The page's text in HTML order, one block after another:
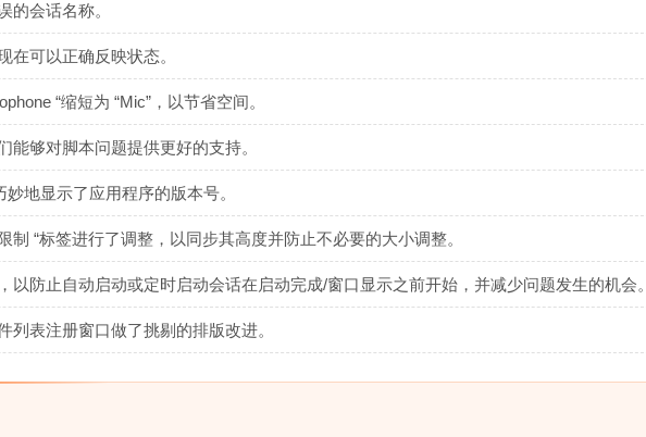
的会话名称。
在可以正确反映状态。
“缩短为 “Mic”，以节省空间。
能够对脚本问题提供更好的支持。
地显示了应用程序的版本号。
制 “标签进行了调整，以同步其高度并防止不必要的大小调整。
以防止自动启动或定时启动会话在启动完成/窗口显示之前开始，并减少问题发生的机会。
表注册窗口做了挑剔的排版改进。